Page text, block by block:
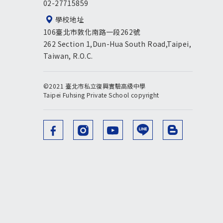
02-27715859
學校地址
106臺北市敦化南路一段262號
262 Section 1,Dun-Hua South Road,Taipei,
Taiwan, R.O.C.
©2021 臺北市私立復興實驗高級中學
Taipei Fuhsing Private School copyright